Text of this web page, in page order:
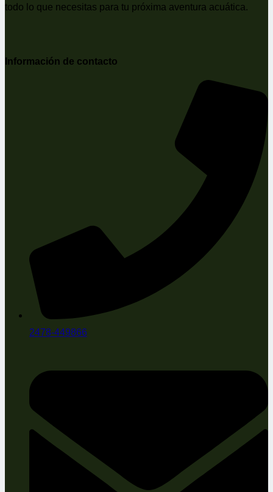
todo lo que necesitas para tu próxima aventura acuática.
Información de contacto
2478-449866